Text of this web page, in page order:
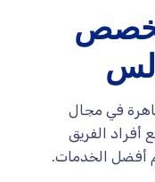
في مجال
الفريق
أفضل الخدمات.